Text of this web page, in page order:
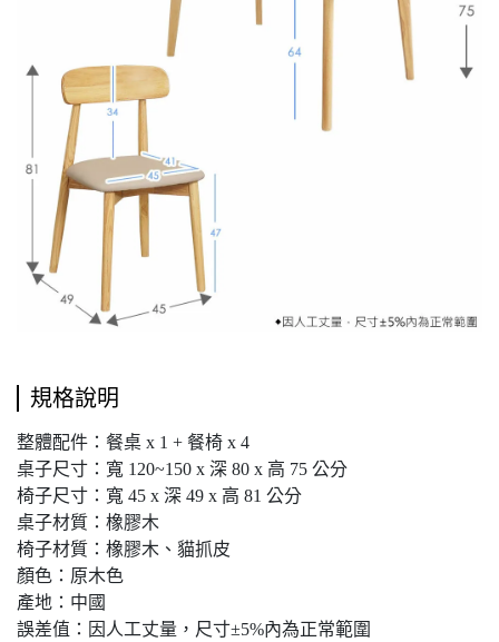
規格說明
整體配件：餐桌 x 1 + 餐椅 x 4
桌子尺寸：寬 120~150 x 深 80 x 高 75 公分
椅子尺寸：寬 45 x 深 49 x 高 81 公分
桌子材質：橡膠木
椅子材質：橡膠木、貓抓皮
顏色：原木色
產地：中國
誤差值：因人工丈量，尺寸±5%內為正常範圍